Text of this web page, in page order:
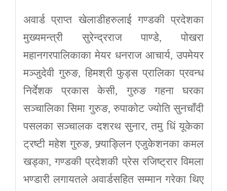
अवार्ड प्राप्त खेलाडीहरुलाई गण्डकी प्रदेशका
मुख्यमन्त्री सुरेन्द्रराज पाण्डे, पोखरा
महानगरपालिकाका मेयर धनराज आचार्य, उपमेयर
मञ्जुदेवी गुरुङ, हिमश्री फुड्स प्रालिका प्रवन्ध
निर्देशक प्रकास केसी, गुरुङ गहना घरका
सञ्चालिका सिमा गुरुङ, रुपाकोट ज्योति सुनचाँदी
पसलका सञ्चालक दशरथ सुनार, तमु धिं यूकेका
ट्रष्टी महेश गुरुङ, फ्र्याङ्लिन एजुकेशनका कमल
खड्का, गण्डकी प्रदेशकी प्रेस रजिष्ट्रार विमला
भण्डारी लगायतले अवार्डसहित सम्मान गरेका थिए